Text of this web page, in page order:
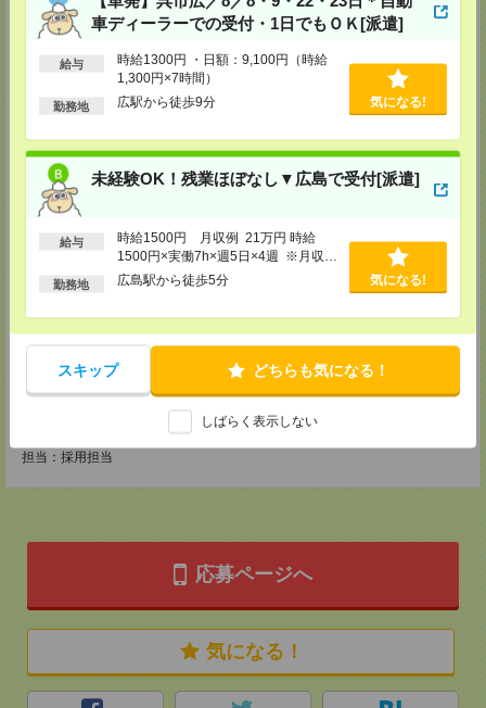
車ディーラーでの受付・1日でもＯＫ[派遣]
給与
時給1300円 ・日額：9,100円（時給
1,300円×7時間）
勤務地 広駅から徒歩9分 気になる!
未経験OK！残業ほぼなし▼広島で受付[派遣]
給与
時給1500円 月収例 21万円 時給
1500円×実働7h×週5日×4週 ※月収例
を保証するものではありません。※給
勤務地 広島駅から徒歩5分 気になる!
スキップ どちらも気になる！
しばらく表示しない
広島営業所
〒730-0031
広島県広島市中区紙屋町2丁目1番地22号 広島興銀ビル11階
TEL：0120-709-707
FAX：0120-934-504
担当：採用担当
〒790-0003
愛媛県松山市三番町7丁目1番地21号 ジブラルタ生命松山ビル8階
TEL：0120-709-707
FAX：0120-709-890
担当：採用担当
福岡営業所
福岡県福岡市博多区中洲5丁目6番24号 第6ガーデンビル2階
FAX：0120-709-927
担当：採用担当
熊本営業所
〒860-0806
熊本県熊本市中央区花畑町4番1号 太陽生命熊本第2ビル9階
担当：採用担当
応募ページへ
気になる！